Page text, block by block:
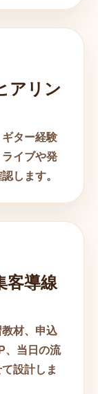
アリン
ター経験
イブや発
します。
客導線
材、申込
、当日の流
設計しま